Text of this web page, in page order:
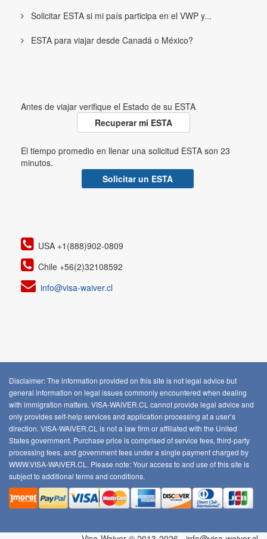
Solicitar ESTA si mi país participa en el VWP y...
ESTA para viajar desde Canadá o México?
Antes de viajar verifique el Estado de su ESTA
Recuperar mi ESTA
El tiempo promedio en llenar una solicitud ESTA son 23
minutos.
Solicitar un ESTA
USA +1(888)902-0809
Chile +56(2)32108592
info@visa-waiver.cl
Disclaimer: The information provided on this site is not legal advice but
general information on legal issues commonly encountered when dealing
with immigration matters. VISA-WAIVER.CL cannot provide legal advice and
only provides self-help services and application processing at a user’s
direction. VISA-WAIVER.CL is not a law firm or affiliated with the United
States government. Purchase price is comprised of service fees, third-party
processing fees, and government fees under a single payment charged by
WWW.VISA-WAIVER.CL. Please note: Your access to and use of this site is
subject to additional terms and conditions.